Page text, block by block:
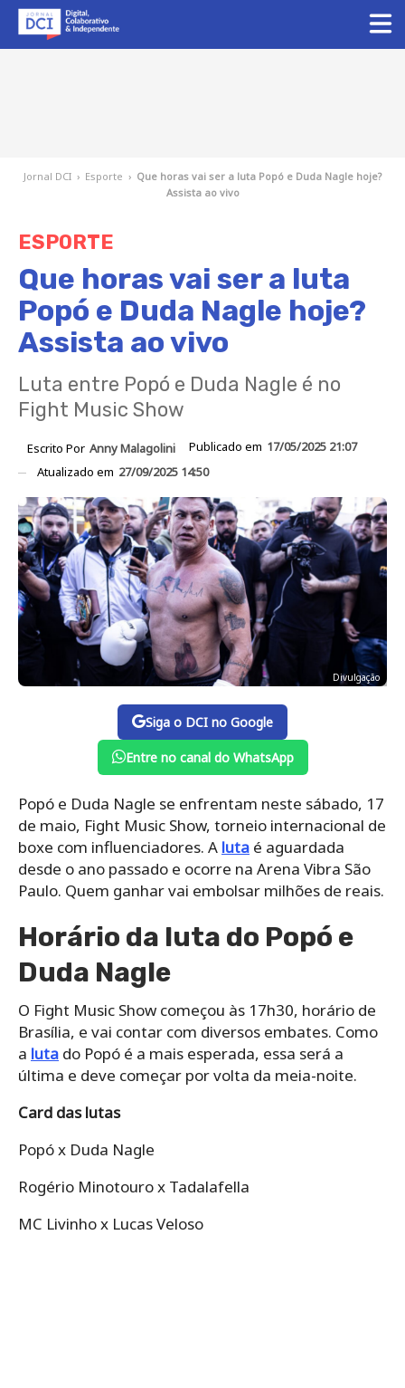
Jornal DCI › Esporte › Que horas vai ser a luta Popó e Duda Nagle hoje?
Assista ao vivo
ESPORTE
Que horas vai ser a luta
Popó e Duda Nagle hoje?
Assista ao vivo
Luta entre Popó e Duda Nagle é no
Fight Music Show
Escrito Por Anny Malagolini Publicado em 17/05/2025 21:07
Atualizado em 27/09/2025 14:50
Divulgação
Siga o DCI no Google
Entre no canal do WhatsApp
Popó e Duda Nagle se enfrentam neste sábado, 17
de maio, Fight Music Show, torneio internacional de
boxe com influenciadores. A luta é aguardada
desde o ano passado e ocorre na Arena Vibra São
Paulo. Quem ganhar vai embolsar milhões de reais.
Horário da luta do Popó e
Duda Nagle
O Fight Music Show começou às 17h30, horário de
Brasília, e vai contar com diversos embates. Como
a luta do Popó é a mais esperada, essa será a
última e deve começar por volta da meia-noite.
Card das lutas
Popó x Duda Nagle
Rogério Minotouro x Tadalafella
MC Livinho x Lucas Veloso